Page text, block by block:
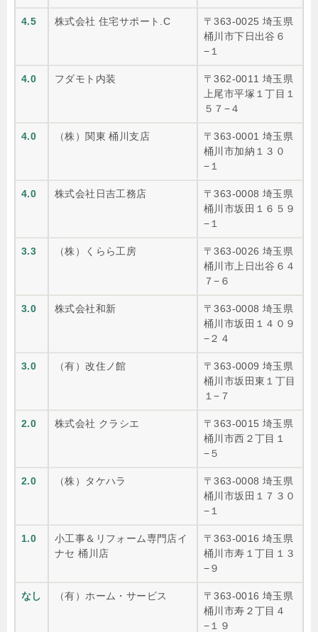
4.5 株式会社 住宅サポート.C
〒363-0025 埼玉県
桶川市下日出谷６
−１
4.0 フダモト内装
〒362-0011 埼玉県
上尾市平塚１丁目１
５７−４
4.0 （株）関東 桶川支店
〒363-0001 埼玉県
桶川市加納１３０
−１
4.0 株式会社日吉工務店
〒363-0008 埼玉県
桶川市坂田１６５９
−１
3.3 （株）くらら工房
〒363-0026 埼玉県
桶川市上日出谷６４
７−６
3.0 株式会社和新
〒363-0008 埼玉県
桶川市坂田１４０９
−２４
3.0 （有）改住ノ館
〒363-0009 埼玉県
桶川市坂田東１丁目
１−７
2.0 株式会社 クラシエ
〒363-0015 埼玉県
桶川市西２丁目１
−５
2.0 （株）タケハラ
〒363-0008 埼玉県
桶川市坂田１７３０
−１
1.0
小工事＆リフォーム専門店イ
ナセ 桶川店
〒363-0016 埼玉県
桶川市寿１丁目１３
−９
なし （有）ホーム・サービス
〒363-0016 埼玉県
桶川市寿２丁目４
−１９